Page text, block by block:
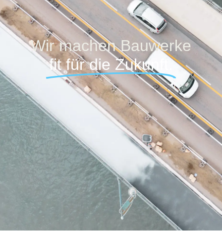
Wir machen Bauwerke
fit für die Zukunft.